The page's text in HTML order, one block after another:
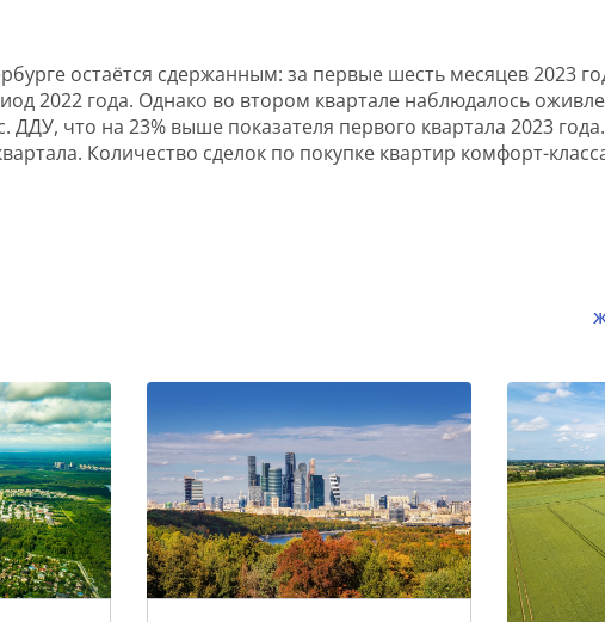
остаётся сдержанным: за первые шесть месяцев 2023
2022 года. Однако во втором квартале наблюдалось
что на 23% выше показателя первого квартала 2023
Количество сделок по покупке квартир комфорт-